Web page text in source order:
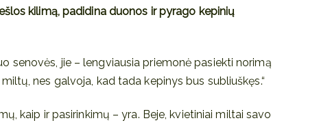
kilimą, padidina duonos ir pyrago kepinių
senovės, jie – lengviausia priemonė pasiekti norimą
nes galvoja, kad tada kepinys bus subliuškęs.“
kaip ir pasirinkimų – yra. Beje, kvietiniai miltai savo